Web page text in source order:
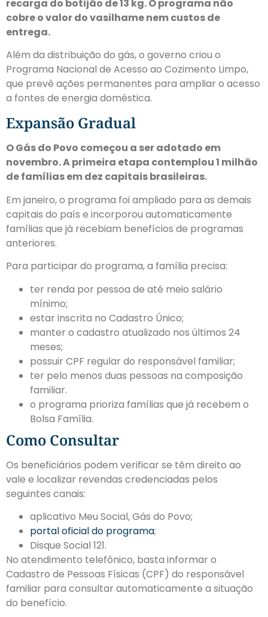
recarga do botijão de 13 kg. O programa não
cobre o valor do vasilhame nem custos de
entrega.
Além da distribuição do gás, o governo criou o
Programa Nacional de Acesso ao Cozimento Limpo,
que prevê ações permanentes para ampliar o acesso
a fontes de energia doméstica.
Expansão Gradual
O Gás do Povo começou a ser adotado em
novembro. A primeira etapa contemplou 1 milhão
de famílias em dez capitais brasileiras.
Em janeiro, o programa foi ampliado para as demais
capitais do país e incorporou automaticamente
famílias que já recebiam benefícios de programas
anteriores.
Para participar do programa, a família precisa:
ter renda por pessoa de até meio salário
mínimo;
estar inscrita no Cadastro Único;
manter o cadastro atualizado nos últimos 24
meses;
possuir CPF regular do responsável familiar;
ter pelo menos duas pessoas na composição
familiar.
o programa prioriza famílias que já recebem o
Bolsa Família.
Como Consultar
Os beneficiários podem verificar se têm direito ao
vale e localizar revendas credenciadas pelos
seguintes canais:
aplicativo Meu Social, Gás do Povo;
portal oficial do programa;
Disque Social 121.
No atendimento telefônico, basta informar o
Cadastro de Pessoas Físicas (CPF) do responsável
familiar para consultar automaticamente a situação
do benefício.